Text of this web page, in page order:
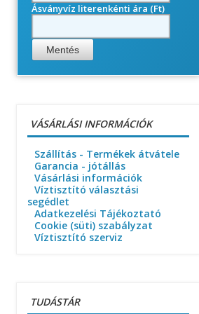
Ásványvíz literenkénti ára (Ft)
VÁSÁRLÁSI INFORMÁCIÓK
Szállítás - Termékek átvátele
Garancia - jótállás
Vásárlási információk
Víztisztító választási
segédlet
Adatkezelési Tájékoztató
Cookie (süti) szabályzat
Víztisztító szerviz
TUDÁSTÁR